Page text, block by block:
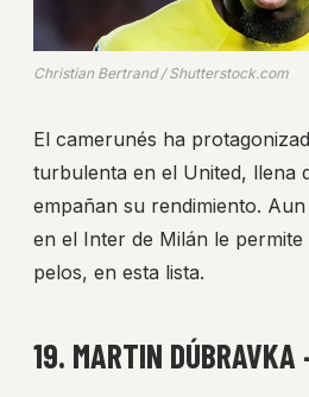
Christian Bertrand / Shutterstock.com
El camerunés ha
turbulenta en el United, llena
empañan su rendimiento.
en el Inter de Milán le
pelos, en esta lista.
19. MARTIN DÚBRAVKA